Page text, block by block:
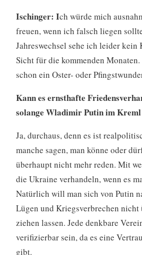
Ischinger: Ich würde mich
freuen, wenn ich falsch liegen
Jahreswechsel sehe ich leider kein
Sicht für die kommenden Monaten.
schon ein Oster- oder
Kann es ernsthafte
solange Wladimir Putin im
Ja, durchaus, denn es ist
manche sagen, man könne oder
überhaupt nicht mehr reden. Mit
die Ukraine verhandeln, wenn es
Natürlich will man sich von Putin
Lügen und Kriegsverbrechen nicht
ziehen lassen. Jede denkbare
verifizierbar sein, da es eine
gibt.